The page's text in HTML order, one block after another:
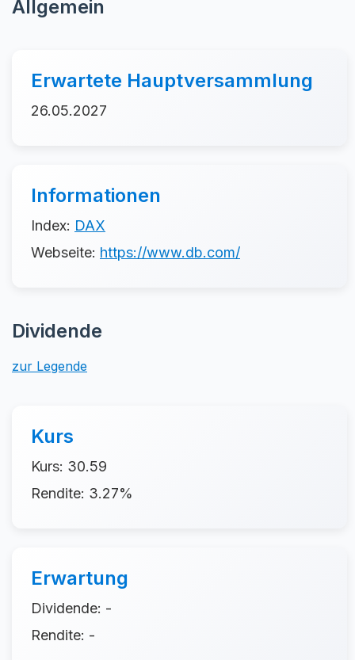
Allgemein
Erwartete Hauptversammlung
26.05.2027
Informationen
Index: DAX
Webseite: https://www.db.com/
Dividende
zur Legende
Kurs
Kurs: 30.59
Rendite: 3.27%
Erwartung
Dividende: -
Rendite: -